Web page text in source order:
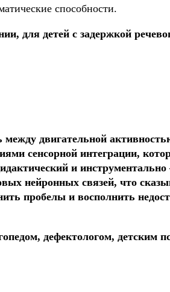
способности.
для детей с задержкой
двигательной
сенсорной интеграции,
и
нейронных связей, что
пробелы и восполнить
дефектологом, детским